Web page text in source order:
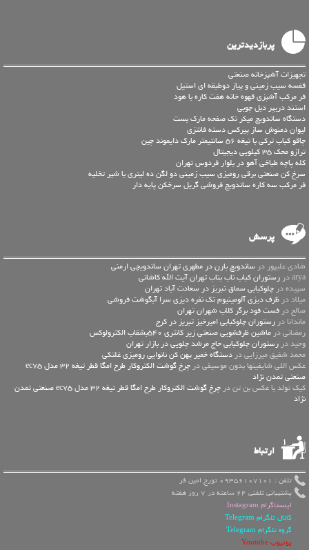
پربازدیدترین
تجهیزات آشپزخانه صنعتی
قفسه سیب زمینی و پیاز دوطبقه ای استیل
فر مرکب آشپزی قهوه خانه هفت کاره با هود
استند دریپر دبل چوبی
دستگاه ساندویچ میکر تک صفحه مارک بست
لیوان دمنوش ساز پیرکس دسته فانتزی
چاقو کباب ترکی با تیغه 56 سانتیمتر مارک دایموند چین
ترازو محک 35 کیلویی دیجیتال
کله پاچه طباخی آهو در بلوار فردوس تهران
سرخ کن صنعتی برقی رومیزی سیب زمینی دو لگن ده لیتری با شیر تخلیه
فر مرکب سه کاره ساندویچ فروشی گریل سرخکن پایه دار
پرسش
شادی علیپور در ساندویچ بارن در مطهری تهران ساندویچی ارمنی
arya در
رستوران کباب ناب بناب تهران آیت الله کاشانی
سپیده در چلوکبابی سماق تبریز در سعادت آباد تهران
میلاد در ظرف دیزی آلومینیوم تک نفره دیزی سرا آبگوشت فروشی
صالح در فست فود برگر کلاب شهران تهران
ماندانا در رستوران چلوکبابی امیرخیز تبریز در کرج
رمضانی در ماشین ظرفشویی صنعتی زیر کانتری 540بشقاب الکترولوکس
وحید در رستوران چلوکبابی حاج مرشد چلویی در بازار تهران
محمد شفیق میرزایی در دستگاه خمیر پهن کن نانوایی رومیزی غلتکی
عكس اللي شايفينها بدون موسيقى در
چرخ گوشت الکتروکار طرح امگا قطر تیغه 32 مدل ec75
صنعتی تمدن نژاد
کیک تولد با عکس بن تن در
چرخ گوشت الکتروکار طرح امگا قطر تیغه 32 مدل ec75 صنعتی تمدن
نژاد
ارتباط
تلفن : 09356107101 تورج امین فر
پشتیبانی تلفنی 24 ساعته در 7 روز هفته
اینستاگرام Instagram
کانال تلگرام Telegram
گروه تلگرام Telegram
یوتیوب Youtube